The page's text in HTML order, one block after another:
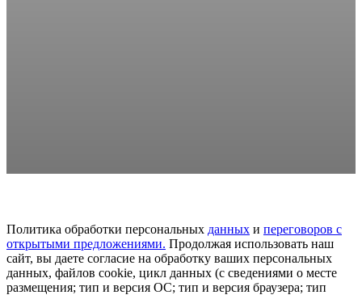
Политика обработки персональных данных и переговоров с
открытыми предложениями. Продолжая использовать наш
сайт, вы даете согласие на обработку ваших персональных
данных, файлов cookie, цикл данных (с сведениями о месте
размещения; тип и версия ОС; тип и версия браузера; тип